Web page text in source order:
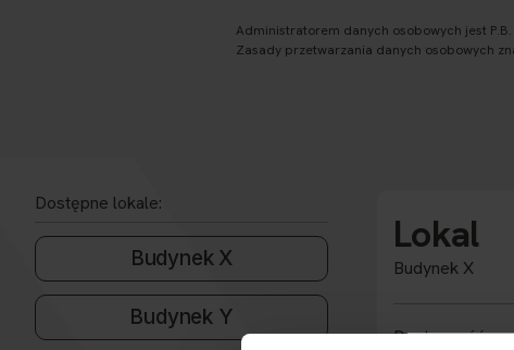
Administratorem danych osobowych jest P.B.
Zasady przetwarzania danych osobowych
Dostępne lokale:
Budynek X
Budynek Y
Lokal
Budynek X
Dostępność